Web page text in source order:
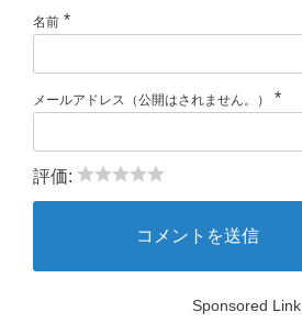
名前 *
メールアドレス（公開はされません。） *
評価:
Sponsored Link